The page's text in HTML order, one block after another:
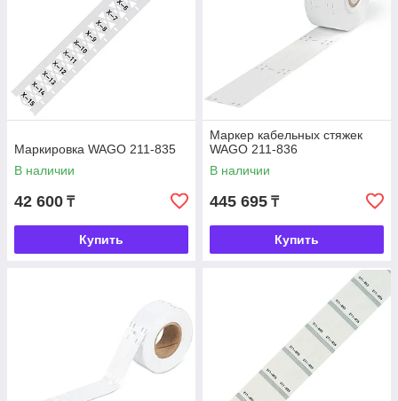
Маркировка WAGO 211-835
В наличии
42 600 ₸
Купить
Маркер кабельных стяжек
WAGO 211-836
В наличии
445 695 ₸
Купить